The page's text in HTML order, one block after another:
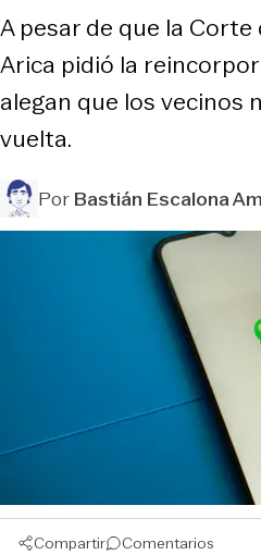
A pesar de que la
Arica pidió la
alegan que los vecinos
vuelta.
PorBastián Escalona
Compartir Comentarios